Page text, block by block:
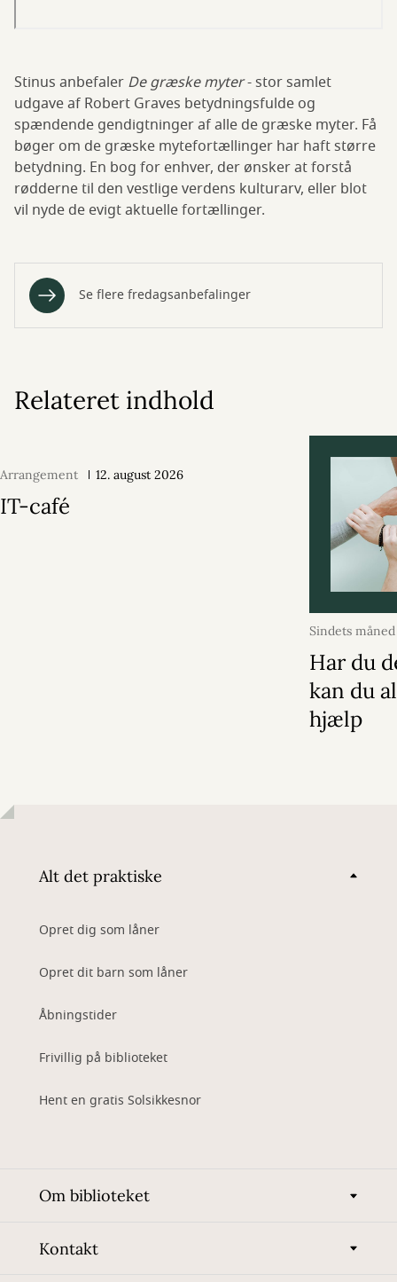
Stinus anbefaler De græske myter- stor samlet
udgave af Robert Graves betydningsfulde og
spændende gendigtninger af alle de græske myter. Få
bøger om de græske mytefortællinger har haft større
betydning. En bog for enhver, der ønsker at forstå
rødderne til den vestlige verdens kulturarv, eller blot
vil nyde de evigt aktuelle fortællinger.
Se flere fredagsanbefalinger
Relateret indhold
Arrangement 12. august 2026
IT-café
Sindets måned
2026
Har du
kan du
hjælp
Alt det praktiske
Opret dig som låner
Opret dit barn som låner
Åbningstider
Frivillig på biblioteket
Hent en gratis Solsikkesnor
Om biblioteket
Kontakt